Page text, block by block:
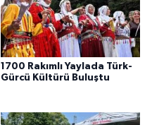
1700 Rakımlı Yaylada Türk-
Gürcü Kültürü Buluştu